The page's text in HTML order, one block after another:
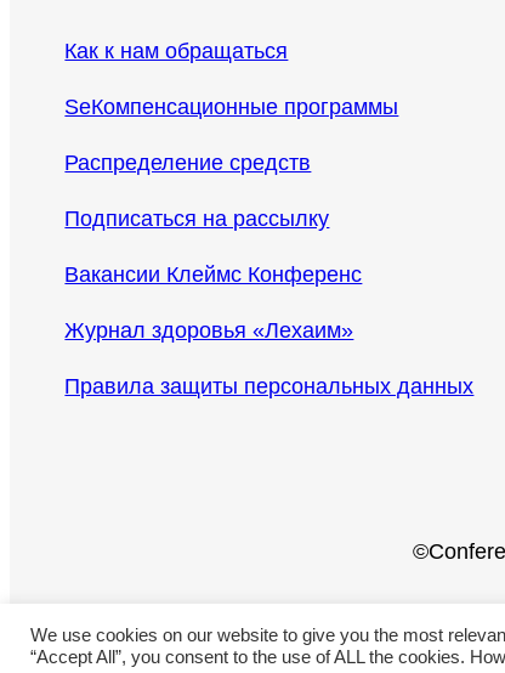
Как к нам обращаться
SeКомпенсационные программы
Распределение средств
Подписаться на рассылку
Вакансии Клеймс Конференс
Журнал здоровья «Лехаим»
Правила защиты персональных данных
We use cookies on our website to give you the most
“Accept All”, you consent to the use of ALL the cookies.